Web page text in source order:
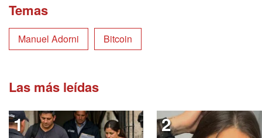
Temas
Manuel Adorni Bitcoin
Las más leídas